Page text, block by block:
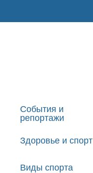
События и
репортажи
Здоровье и спорт
Виды спорта